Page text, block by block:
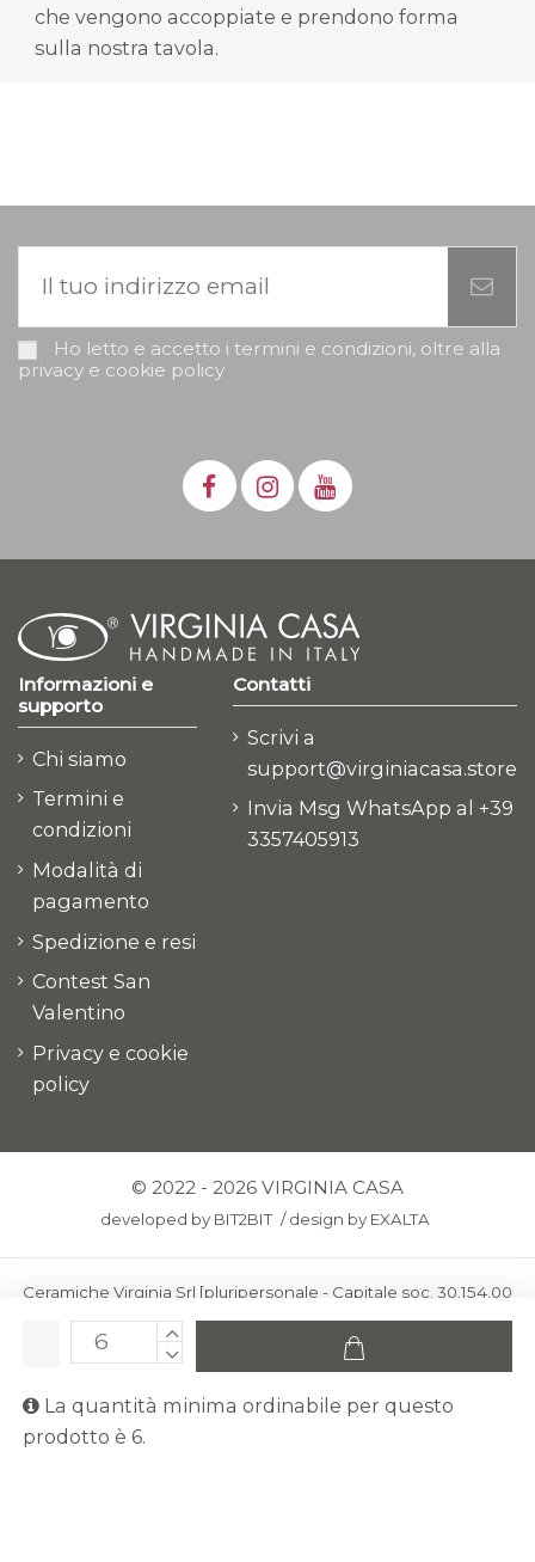
La quantità minima ordinabile per questo
prodotto è 6.
che vengono accoppiate e prendono forma
sulla nostra tavola.
Ho letto e accetto i termini e condizioni, oltre alla
privacy e cookie policy
Informazioni e
supporto
Chi siamo
Termini e
condizioni
Modalità di
pagamento
Spedizione e resi
Contest San
Valentino
Privacy e cookie
policy
Contatti
Scrivi a
support@virginiacasa.store
Invia Msg WhatsApp al +39
3357405913
© 2022 - 2026 VIRGINIA CASA
developed by BIT2BIT /design by EXALTA
Ceramiche Virginia Srl [pluripersonale - Capitale soc. 30.154,00
euro i.v.] - Via Virginio 378 – 50025 Montespertoli, loc. Anselmo
ceramichevirginia@pec.it